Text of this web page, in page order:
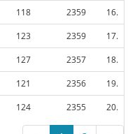
118 2359
16.
123 2359
17.
127 2357
18.
121 2356
19.
124 2355 20.